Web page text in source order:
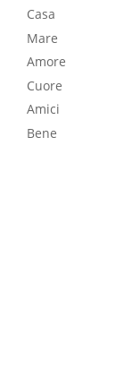
Casa
Mare
Amore
Cuore
Amici
Bene